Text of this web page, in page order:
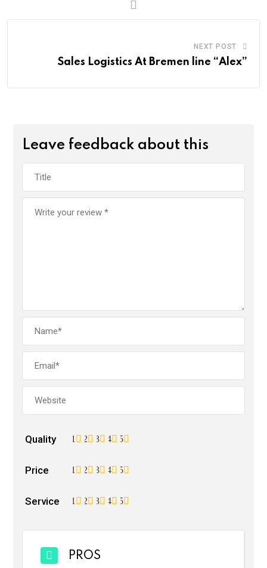
NEXT POST
Sales Logistics At Bremen line “Alex”
Leave feedback about this
Quality 5
4
3
2
1
Price 5
4
3
2
1
Service 5
4
3
2
1
PROS